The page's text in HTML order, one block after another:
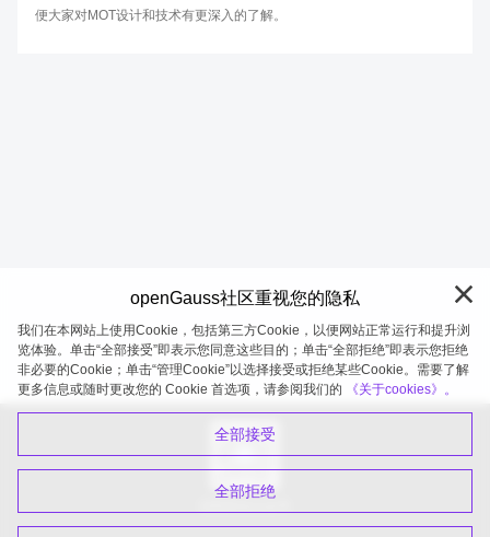
便大家对MOT设计和技术有更深入的了解。
openGauss 2026-08-08 20:27:22
openGauss社区重视您的隐私
我们在本网站上使用Cookie，包括第三方Cookie，以便网站正常运行和提升浏
览体验。单击“全部接受”即表示您同意这些目的；单击“全部拒绝”即表示您拒绝
非必要的Cookie；单击“管理Cookie”以选择接受或拒绝某些Cookie。需要了解
更多信息或随时更改您的 Cookie 首选项，请参阅我们的
《关于cookies》。
全部接受
全部拒绝